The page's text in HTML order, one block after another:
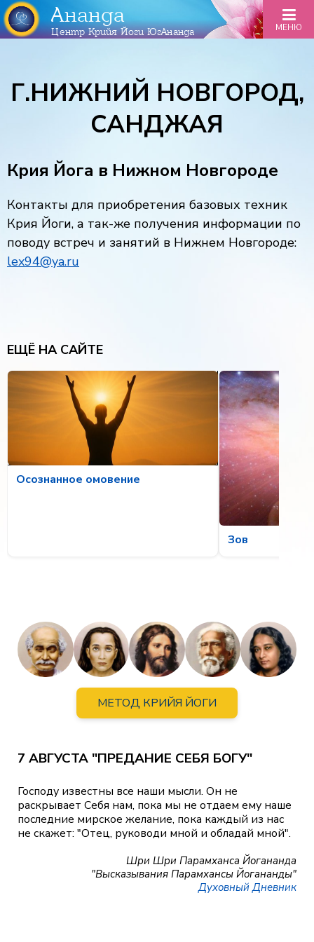
Ананда
Центр Крийя Йоги ЮгАнанда МЕНЮ
Г.НИЖНИЙ НОВГОРОД,
САНДЖАЯ
Крия Йога в Нижном Новгороде
Контакты для приобретения базовых техник
Крия Йоги, а так-же получения информации по
поводу встреч и занятий в Нижнем Новгороде:
lex94@ya.ru
ЕЩЁ НА САЙТЕ
Осознанное омовение
Зов
МЕТОД КРИЙЯ ЙОГИ
7 АВГУСТА "ПРЕДАНИЕ СЕБЯ БОГУ"
Господу известны все наши мысли. Он не
раскрывает Себя нам, пока мы не отдаем ему наше
последние мирское желание, пока каждый из нас
не скажет: "Отец, руководи мной и обладай мной".
Шри Шри Парамханса Йогананда
"Высказывания Парамхансы Йогананды"
Духовный Дневник